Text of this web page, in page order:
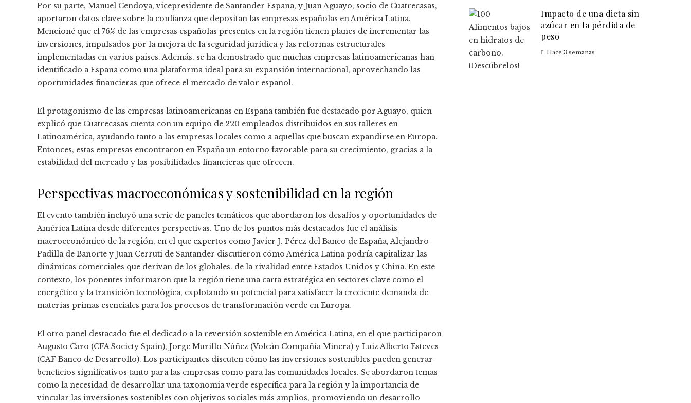
Por su parte, Manuel Cendoya, vicepresidente de Santander España, y Juan Aguayo, socio de Cuatrecasas,
aportaron datos clave sobre la confianza que depositan las empresas españolas en América Latina.
Mencioné que el 76% de las empresas españolas presentes en la región tienen planes de incrementar las
inversiones, impulsados ​​por la mejora de la seguridad jurídica y las reformas estructurales
implementadas en varios países. Además, se ha demostrado que muchas empresas latinoamericanas han
identificado a España como una plataforma ideal para su expansión internacional, aprovechando las
oportunidades financieras que ofrece el mercado de valor español.
El protagonismo de las empresas latinoamericanas en España también fue destacado por Aguayo, quien
explicó que Cuatrecasas cuenta con un equipo de 220 empleados distribuidos en sus talleres en
Latinoamérica, ayudando tanto a las empresas locales como a aquellas que buscan expandirse en Europa.
Entonces, estas empresas encontraron en España un entorno favorable para su crecimiento, gracias a la
estabilidad del mercado y las posibilidades financieras que ofrecen.
Perspectivas macroeconómicas y sostenibilidad en la región
El evento también incluyó una serie de paneles temáticos que abordaron los desafíos y oportunidades de
América Latina desde diferentes perspectivas. Uno de los puntos más destacados fue el análisis
macroeconómico de la región, en el que expertos como Javier J. Pérez del Banco de España, Alejandro
Padilla de Banorte y Juan Cerruti de Santander discutieron cómo América Latina podría capitalizar las
dinámicas comerciales que derivan de los globales. de la rivalidad entre Estados Unidos y China. En este
contexto, los ponentes informaron que la región tiene una carta estratégica en sectores clave como el
energético y la transición tecnológica, explotando su potencial para satisfacer la creciente demanda de
materias primas esenciales para los procesos de transformación verde en Europa.
El otro panel destacado fue el dedicado a la reversión sostenible en América Latina, en el que participaron
Augusto Caro (CFA Society Spain), Jorge Murillo Núñez (Volcán Compañía Minera) y Luiz Alberto Esteves
(CAF Banco de Desarrollo). Los participantes discuten cómo las inversiones sostenibles pueden generar
beneficios significativos tanto para las empresas como para las comunidades locales. Se abordaron temas
como la necesidad de desarrollar una taxonomía verde específica para la región y la importancia de
vincular las inversiones sostenibles con objetivos sociales más amplios, promoviendo un desarrollo
Impacto de una dieta sin
azúcar en la pérdida de
peso
Hace 3 semanas